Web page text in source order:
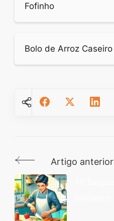
Fofinho
Bolo de Arroz Caseiro
Navegação
de
post
Artigo anterior